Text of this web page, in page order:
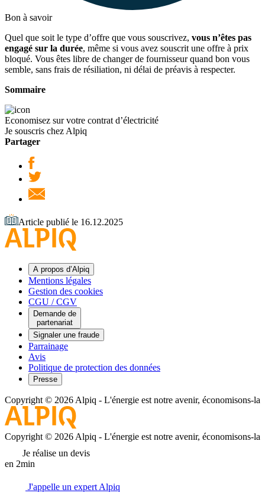
Bon à savoir
Quel que soit le type d’offre que vous souscrivez, vous n’êtes pas
engagé sur la durée, même si vous avez souscrit une offre à prix
bloqué. Vous êtes libre de changer de fournisseur quand bon vous
semble, sans frais de résiliation, ni délai de préavis à respecter.
Sommaire
Economisez sur votre contrat d’électricité
Je souscris chez Alpiq
Partager
Article publié le 16.12.2025
A propos d’Alpiq
Mentions légales
Gestion des cookies
CGU / CGV
Demande de
partenariat
Signaler une fraude
Parrainage
Avis
Politique de protection des données
Presse
Copyright © 2026 Alpiq - L'énergie est notre avenir, économisons-la
Copyright © 2026 Alpiq - L'énergie est notre avenir, économisons-la
Je réalise un devis
en 2min
J'appelle un expert Alpiq